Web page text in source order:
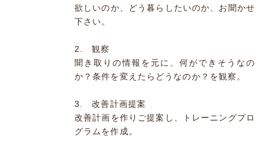
欲しいのか、どう暮らしたいのか、お聞かせ
下さい。
2. 観察
聞き取りの情報を元に、何ができそうなの
か？条件を変えたらどうなのか？を観察。
3. 改善計画提案
改善計画を作りご提案し、トレーニングプロ
グラムを作成。